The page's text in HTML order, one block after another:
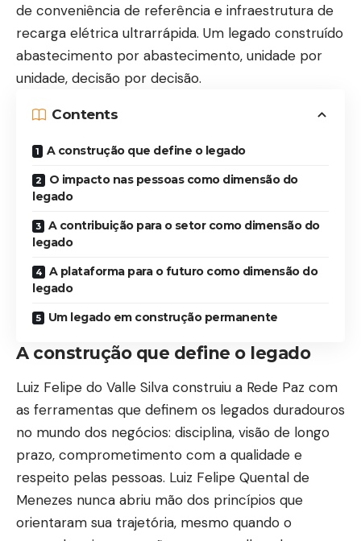
de conveniência de referência e infraestrutura de
recarga elétrica ultrarrápida. Um legado construído
abastecimento por abastecimento, unidade por
unidade, decisão por decisão.
Contents
A construção que define o legado
O impacto nas pessoas como dimensão do
legado
A contribuição para o setor como dimensão do
legado
A plataforma para o futuro como dimensão do
legado
Um legado em construção permanente
A construção que define o legado
Luiz Felipe do Valle Silva construiu a Rede Paz com
as ferramentas que definem os legados duradouros
no mundo dos negócios: disciplina, visão de longo
prazo, comprometimento com a qualidade e
respeito pelas pessoas. Luiz Felipe Quental de
Menezes nunca abriu mão dos princípios que
orientaram sua trajetória, mesmo quando o